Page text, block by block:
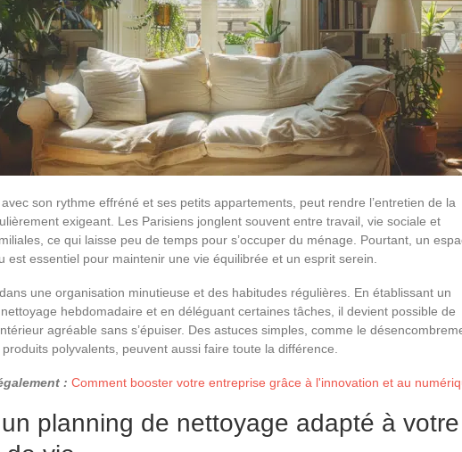
son rythme effréné et ses petits appartements, peut rendre l’entretien de la
exigeant. Les Parisiens jonglent souvent entre travail, vie sociale et
ce qui laisse peu de temps pour s’occuper du ménage. Pourtant, un
est essentiel pour maintenir une vie équilibrée et un esprit serein.
une organisation minutieuse et des habitudes régulières. En établissant un
hebdomadaire et en déléguant certaines tâches, il devient possible de
agréable sans s’épuiser. Des astuces simples, comme le
produits polyvalents, peuvent aussi faire toute la différence.
: Comment booster votre entreprise grâce à l'innovation et au
planning de nettoyage adapté à votre